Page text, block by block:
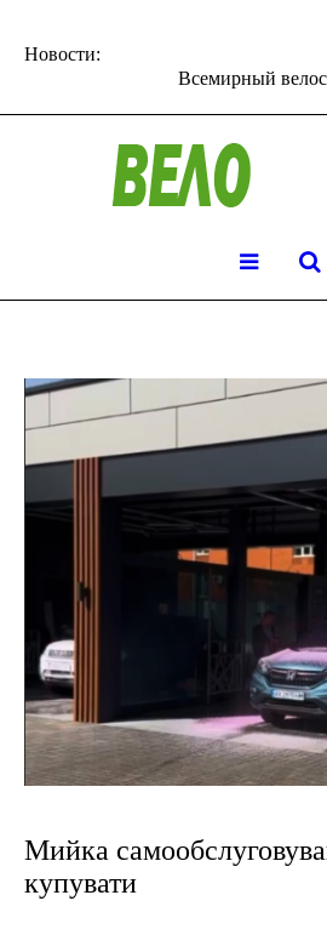
Новости:
Всемирный
Мийка
купувати